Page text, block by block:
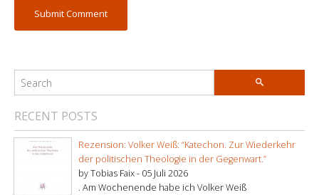
RECENT POSTS
Rezension: Volker Weiß: “Katechon. Zur Wiederkehr
der politischen Theologie in der Gegenwart.”
by Tobias Faix - 05 Juli 2026
. Am Wochenende habe ich Volker Weiß